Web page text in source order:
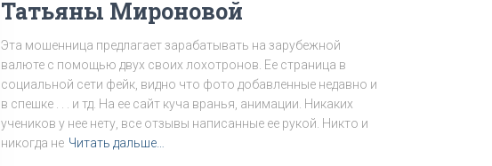
Татьяны Мироновой
Эта мошенница предлагает зарабатывать на зарубежной
валюте с помощью двух своих лохотронов. Ее страница в
социальной сети фейк, видно что фото добавленные недавно и
в спешке . . . и тд. На ее сайт куча вранья, анимации. Никаких
учеников у нее нету, все отзывы написанные ее рукой. Никто и
никогда не Читать дальше…